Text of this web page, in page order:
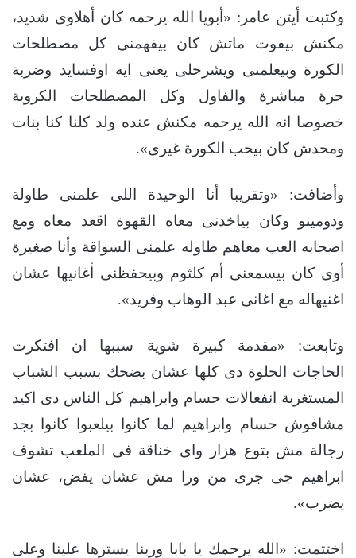
وكتبت أيتن عامر: «أبويا الله يرحمه كان أهلاوى شديد،
مكنش بيفوت ماتش كان بيفهمنى كل مصطلحات
الكورة وبيعلمنى ويشرحلى يعنى ايه اوفسايد وضربة
حرة مباشرة والفاول وكل المصطلحات الكروية
خصوصا انه الله يرحمه مكنش عنده ولد كلنا كنا بنات
ومحدش كان بيحب الكورة غيرى».
وأضافت: «وتقريبا أنا الوحيدة اللى علمنى طاولة
ودومينو وكان بياخدنى معاه القهوة اقعد معاه ومع
اصحابه العب معاهم طاوله علمنى السواقة وأنا صغيرة
أوى كان بيسمعنى أم كلثوم وبيحفظنى أغانيها عشان
اغنيهاله مع اغانى عبد الوهاب وفريد».
وتابعت: «مقدمة كبيرة شوية سببها ان افتكرت
الحاجات الحلوة دى كلها عشان بضحك بسبب الشباب
المستغربة انفعالات حسام وابراهيم كل الناس دى اكيد
مشافوش حسام وابراهيم لما كانوا بيلعبوا كانوا بجد
رجالة مش بتوع هزار واى خناقة فى الملعب تشوف
ابراهيم جى جرى من ورا مش عشان يفض، عشان
يضرب».
اختتمت: «الله يرحمك يا بابا وربنا يسترها علينا وعلى